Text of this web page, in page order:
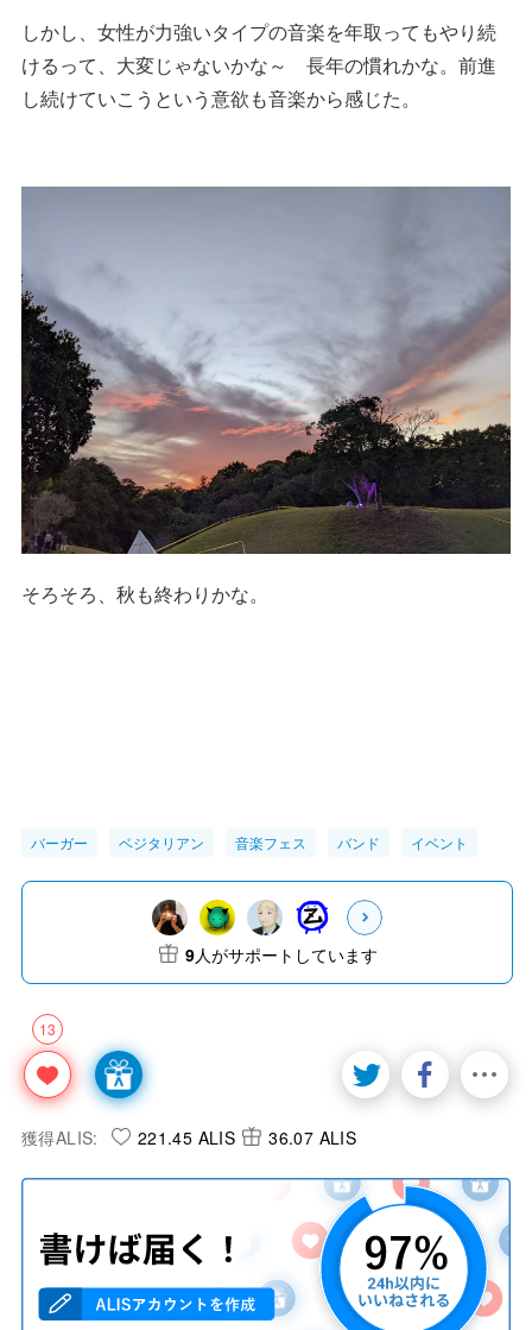
しかし、女性が力強いタイプの音楽を年取ってもやり続
けるって、大変じゃないかな～ 長年の慣れかな。前進
し続けていこうという意欲も音楽から感じた。
そろそろ、秋も終わりかな。
バーガー ベジタリアン 音楽フェス バンド イベント
13
9人がサポートしています
獲得ALIS: 221.45 ALIS 36.07 ALIS